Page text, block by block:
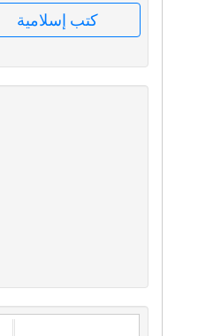
كتب إسلامية